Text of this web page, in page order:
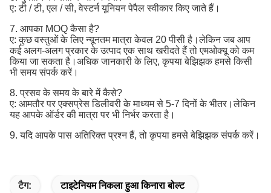
ए: टी / टी, एल / सी, वेस्टर्न यूनियन पेपैल स्वीकार किए जाते हैं।
7. आपका MOQ कैसा है?
ए: कुछ वस्तुओं के लिए न्यूनतम मात्रा केवल 20 पीसी है।लेकिन जब आप
कई अलग-अलग प्रकार के उत्पाद एक साथ खरीदते हैं तो एमओक्यू को कम
किया जा सकता है।अधिक जानकारी के लिए, कृपया बेझिझक हमसे किसी
भी समय संपर्क करें।
8. प्रसव के समय के बारे में कैसे?
ए: आमतौर पर एक्सप्रेस डिलीवरी के माध्यम से 5-7 दिनों के भीतर।लेकिन
यह आपके ऑर्डर की मात्रा पर भी निर्भर करता है।
9. यदि आपके पास अतिरिक्त प्रश्न हैं, तो कृपया हमसे बेझिझक संपर्क करें।
टैग: टाइटेनियम निकला हुआ किनारा बोल्ट